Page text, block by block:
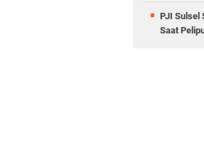
PJI Sulsel
Saat